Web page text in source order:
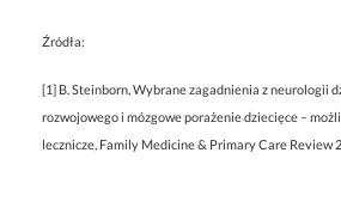
Źródła:
[1] B. Steinborn, Wybrane zagadnienia z neurologii
rozwojowego i mózgowe porażenie dziecięce –
lecznicze, Family Medicine & Primary Care Review